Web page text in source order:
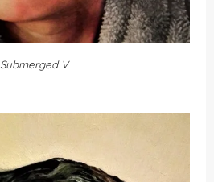
Submerged V